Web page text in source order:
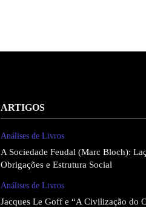
ARTIGOS
Análises de Livros
A Sociedade Feudal (Marc Bloch):
Obrigações e Estrutura Social
Análises de Livros
Jacques Le Goff e “A Civilização do